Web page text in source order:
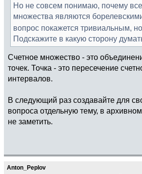
Но не совсем понимаю, почему
множества являются
вопрос покажется тривиальным,
Подскажите в какую сторону
Счетное множество - это
точек. Точка - это пересечение
интервалов.
В следующий раз создавайте для
вопроса отдельную тему, в
не заметить.
Anton_Peplov